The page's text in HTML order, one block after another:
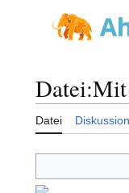
Hauptmenü
Datei:Mit
Datei Diskussion